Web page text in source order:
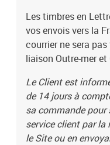
Les timbres en
vos envois vers la
courrier ne sera
liaison Outre-mer et
Le Client est
de 14 jours à
sa commande
service client par la
le Site ou en